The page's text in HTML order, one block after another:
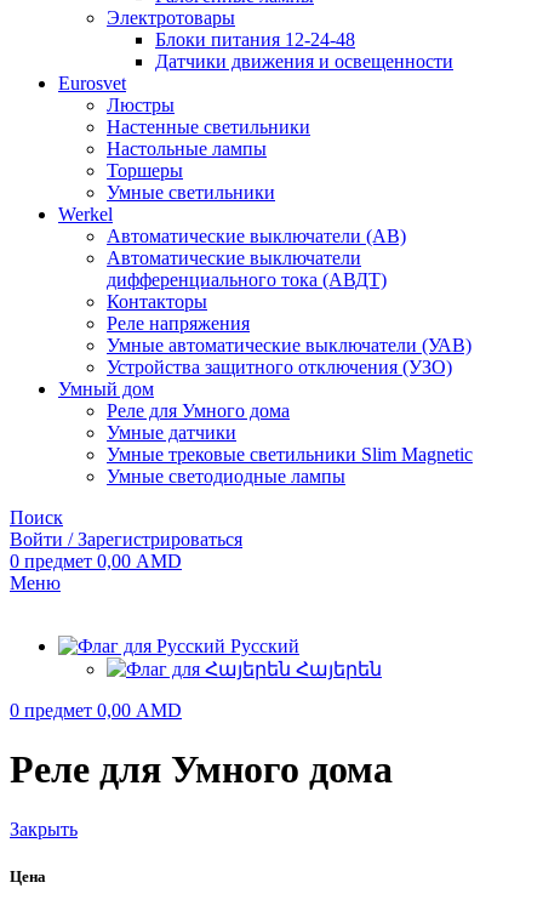
Электротовары
Блоки питания 12-24-48
Датчики движения и освещенности
Eurosvet
Люстры
Настенные светильники
Настольные лампы
Торшеры
Умные светильники
Werkel
Автоматические выключатели (АВ)
Автоматические выключатели
дифференциального тока (АВДТ)
Контакторы
Реле напряжения
Умные автоматические выключатели (УАВ)
Устройства защитного отключения (УЗО)
Умный дом
Реле для Умного дома
Умные датчики
Умные трековые светильники Slim Magnetic
Умные светодиодные лампы
Поиск
Войти / Зарегистрироваться
0 предмет 0,00 AMD
Меню
Русский
Հայերեն
0 предмет 0,00 AMD
Реле для Умного дома
Закрыть
Цена